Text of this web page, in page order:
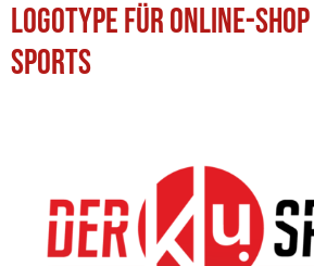
Logotype für Online-Shop
Sports